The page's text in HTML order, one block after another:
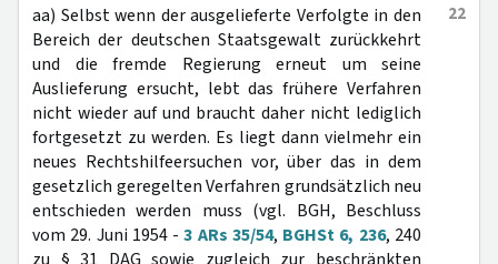
22
aa) Selbst wenn der ausgelieferte Verfolgte in den
Bereich der deutschen Staatsgewalt zurückkehrt
und die fremde Regierung erneut um seine
Auslieferung ersucht, lebt das frühere Verfahren
nicht wieder auf und braucht daher nicht lediglich
fortgesetzt zu werden. Es liegt dann vielmehr ein
neues Rechtshilfeersuchen vor, über das in dem
gesetzlich geregelten Verfahren grundsätzlich neu
entschieden werden muss (vgl. BGH, Beschluss
vom 29. Juni 1954 -3 ARs 35/54, BGHSt 6, 236, 240